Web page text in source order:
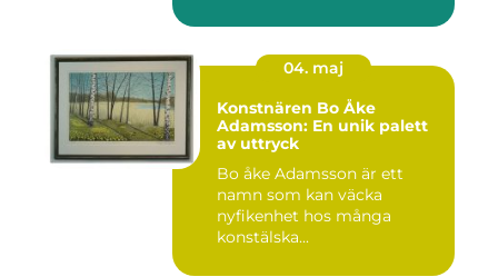
04. maj
Konstnären Bo Åke
Adamsson: En unik palett
av uttryck
Bo åke Adamsson är ett
namn som kan väcka
nyfikenhet hos många
konstälska...